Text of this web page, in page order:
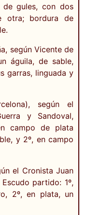
gules, con dos
otra; bordura de
según Vicente de
águila, de sable,
garras, linguada y
según el
y Sandoval,
campo de plata
y 2º, en campo
el Cronista Juan
partido: 1º,
2º, en plata, un